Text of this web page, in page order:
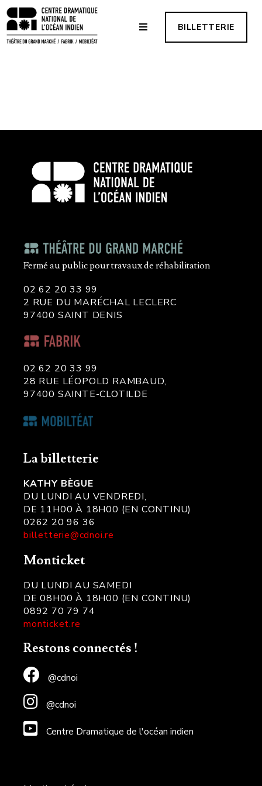
BILLETTERIE
Fermé au public pour travaux de réhabilitation
02 62 20 33 99
2 RUE DU MARÉCHAL LECLERC
97400 SAINT DENIS
02 62 20 33 99
28 RUE LÉOPOLD RAMBAUD,
97400 SAINTE-CLOTILDE
La billetterie
KATHY BÈGUE
DU LUNDI AU VENDREDI,
DE 11H00 À 18H00 (EN CONTINU)
0262 20 96 36
billetterie@cdnoi.re
Monticket
DU LUNDI AU SAMEDI
DE 08H00 À 18H00 (EN CONTINU)
0892 70 79 74
monticket.re
Restons connectés !
@cdnoi
@cdnoi
Centre Dramatique de l'océan indien